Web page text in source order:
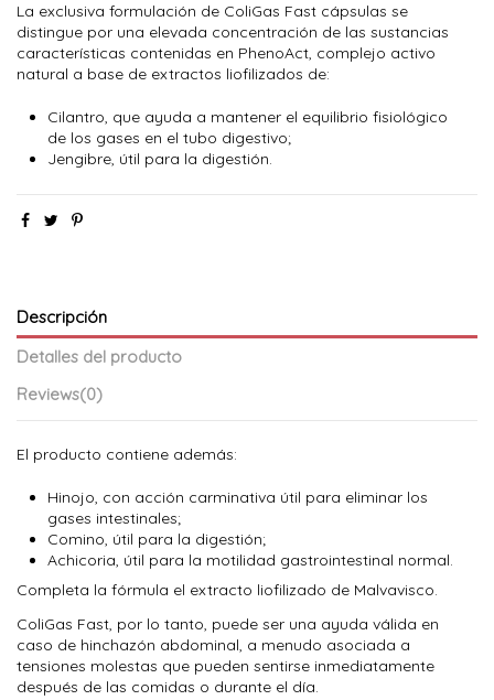
La exclusiva formulación de ColiGas Fast cápsulas se
distingue por una elevada concentración de las sustancias
características contenidas en PhenoAct, complejo activo
natural a base de extractos liofilizados de:
Cilantro, que ayuda a mantener el equilibrio fisiológico
de los gases en el tubo digestivo;
Jengibre, útil para la digestión.
Descripción
Detalles del producto
Reviews(0)
El producto contiene además:
Hinojo, con acción carminativa útil para eliminar los
gases intestinales;
Comino, útil para la digestión;
Achicoria, útil para la motilidad gastrointestinal normal.
Completa la fórmula el extracto liofilizado de Malvavisco.
ColiGas Fast, por lo tanto, puede ser una ayuda válida en
caso de hinchazón abdominal, a menudo asociada a
tensiones molestas que pueden sentirse inmediatamente
después de las comidas o durante el día.